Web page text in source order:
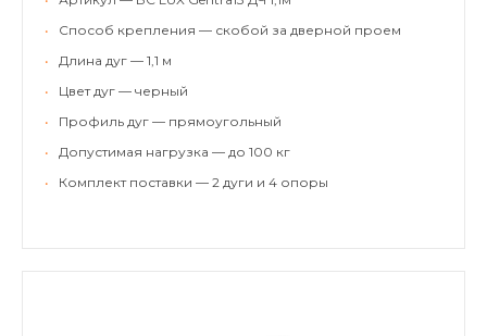
•
Способ крепления — скобой за дверной проем
•
Длина дуг — 1,1 м
•
Цвет дуг — черный
•
Профиль дуг — прямоугольный
•
Допустимая нагрузка — до 100 кг
•
Комплект поставки — 2 дуги и 4 опоры